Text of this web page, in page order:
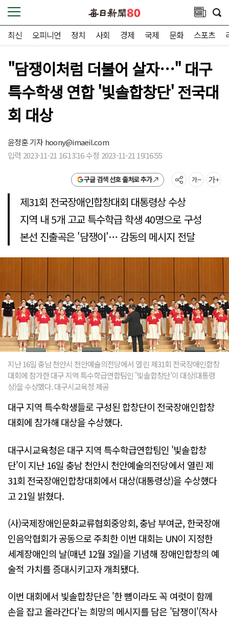
최신 오피니언 정치 사회 경제 국제 문화 스포츠
"담쟁이처럼 더불어 살자…" 대구
특수학생 연합 '빛솔합창단' 전국대
회 대상
윤정훈 기자hoony@imaeil.com
입력 2023-11-21 16:13:16 수정 2023-11-21 19:16:55
구글 검색 선호 출처로 추가
제31회 전국장애인합창대회 대통령상 수상
지역 내 5개 고교 특수학급 학생 40명으로 구성
본선 진출곡은 '담쟁이'… 감동의 메시지 전달
지난 16일 충남 천안시 천안예술의전당에서 열린 제31회 전국장애인합창
대회에 참가한 대구 지역 특수학급연합팀인 '빛솔합창단'이 대상(대통령
상)을 수상했다. 대구시교육청 제공
대구 지역 특수학생들로 구성된 합창단이 전국장애인합창
대회에 참가해 대상을 수상했다.
대구시교육청은 대구 지역 특수학급연합팀인 '빛솔합창
단'이 지난 16일 충남 천안시 천안예술의전당에서 열린 제
31회 전국장애인합창대회에서 대상(대통령상)을 수상했다
고 21일 밝혔다.
(사)국제장애인문화교류협회중앙회, 충남 부여군, 한국장애
인음악협회가 공동으로 주최한 이번 대회는 UN이 지정한
세계장애인의 날(매년 12월 3일)을 기념해 장애인합창의 예
술적 가치를 증대시키고자 개최됐다.
이번 대회에서 빛솔합창단은 '한 뼘이라도 꼭 여럿이 함께
손을 잡고 올라간다'는 희망의 메시지를 담은 '담쟁이'(작사